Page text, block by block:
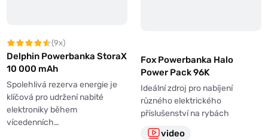
(9x)
Delphin Powerbanka StoraX
10 000 mAh
Spolehlivá rezerva energie je
klíčová pro udržení nabité
elektroniky během
vícedenních…
Fox Powerbanka Halo
Power Pack 96K
Ideální zdroj pro nabíjení
různého elektrického
příslušenství na rybách
video